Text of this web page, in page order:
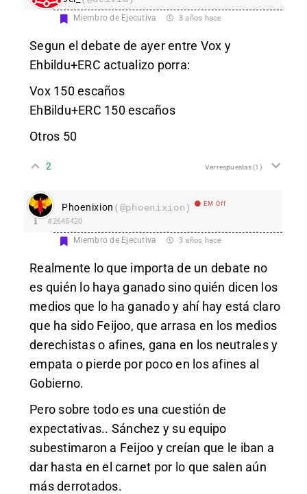
Miembro de Ejecutiva 3 años hace
Segun el debate de ayer entre Vox y
Ehbildu+ERC actualizo porra:
Vox 150 escaños
EhBildu+ERC 150 escaños
Otros 50
2 Ver respuestas(1)
Phoenixion (@phoenixion) EM Off
#2645420
Miembro de Ejecutiva 3 años hace
Realmente lo que importa de un debate no
es quién lo haya ganado sino quién dicen los
medios que lo ha ganado y ahí hay está claro
que ha sido Feijoo, que arrasa en los medios
derechistas o afines, gana en los neutrales y
empata o pierde por poco en los afines al
Gobierno.
Pero sobre todo es una cuestión de
expectativas.. Sánchez y su equipo
subestimaron a Feijoo y creían que le iban a
dar hasta en el carnet por lo que salen aún
más derrotados.